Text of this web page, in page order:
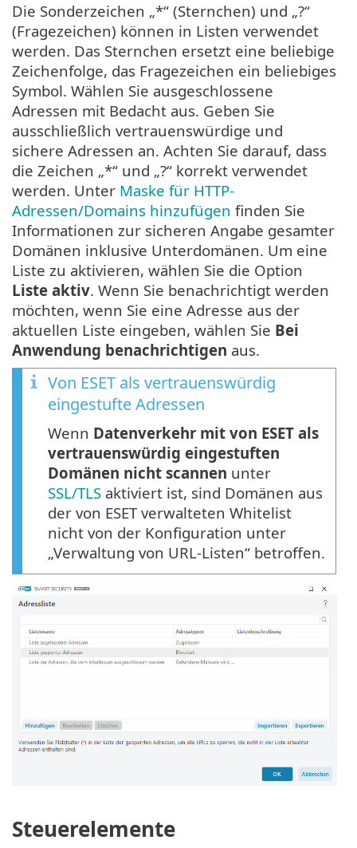
Die Sonderzeichen „*“ (Sternchen) und „?“
(Fragezeichen) können in Listen verwendet
werden. Das Sternchen ersetzt eine beliebige
Zeichenfolge, das Fragezeichen ein beliebiges
Symbol. Wählen Sie ausgeschlossene
Adressen mit Bedacht aus. Geben Sie
ausschließlich vertrauenswürdige und
sichere Adressen an. Achten Sie darauf, dass
die Zeichen „*“ und „?“ korrekt verwendet
werden. Unter Maske für HTTP-
Adressen/Domains hinzufügen finden Sie
Informationen zur sicheren Angabe gesamter
Domänen inklusive Unterdomänen. Um eine
Liste zu aktivieren, wählen Sie die Option
Liste aktiv. Wenn Sie benachrichtigt werden
möchten, wenn Sie eine Adresse aus der
aktuellen Liste eingeben, wählen Sie Bei
Anwendung benachrichtigen aus.
Von ESET als vertrauenswürdig
eingestufte Adressen
Wenn Datenverkehr mit von ESET als
vertrauenswürdig eingestuften
Domänen nicht scannen unter
SSL/TLS aktiviert ist, sind Domänen aus
der von ESET verwalteten Whitelist
nicht von der Konfiguration unter
„Verwaltung von URL-Listen“ betroffen.
Steuerelemente